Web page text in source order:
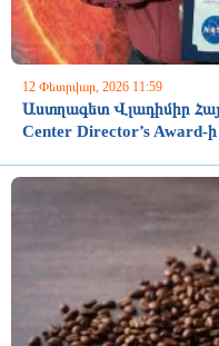
12 Փետրվար, 2026 11:59
Աստղագետ Վլադիմիր
Center Director’s Award-